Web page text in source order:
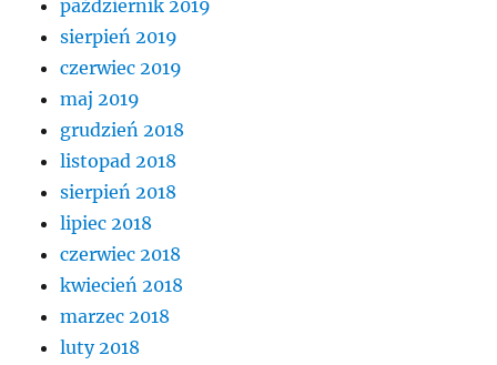
październik 2019
sierpień 2019
czerwiec 2019
maj 2019
grudzień 2018
listopad 2018
sierpień 2018
lipiec 2018
czerwiec 2018
kwiecień 2018
marzec 2018
luty 2018